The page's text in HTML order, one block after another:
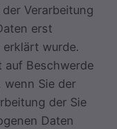
Verarbeitung
erst
wurde.
auf Beschwerde
Sie der
der Sie
Daten